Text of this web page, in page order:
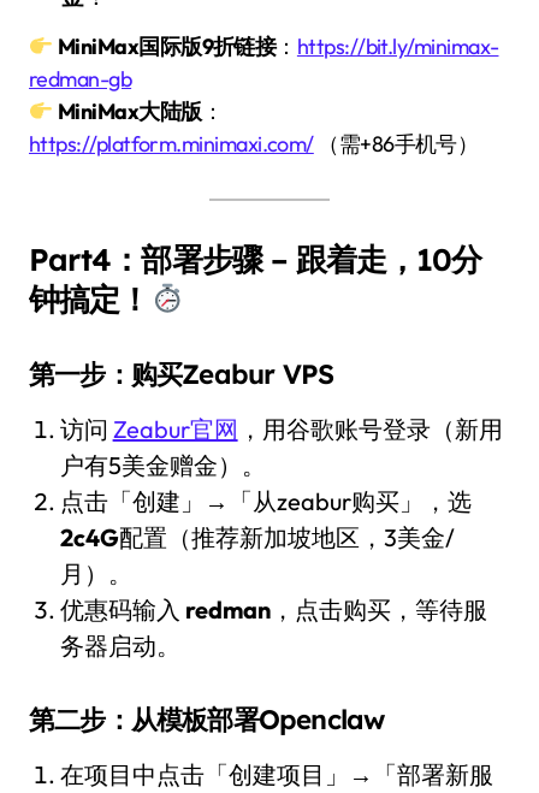
MiniMax国际版9折链接： https://bit.ly/minimax-
redman-gb
MiniMax大陆版 ：
https://platform.minimaxi.com/（需+86手机号）
Part4：部署步骤 – 跟着走，10分
钟搞定！
第一步：购买Zeabur VPS
访问 Zeabur官网 ，用谷歌账号登录（新用
户有5美金赠金）。
点击「创建」→「从zeabur购买」，选
2c4G配置（推荐新加坡地区，3美金/
月）。
优惠码输入 redman，点击购买，等待服
务器启动。
第二步：从模板部署Openclaw
在项目中点击「创建项目」→「部署新服